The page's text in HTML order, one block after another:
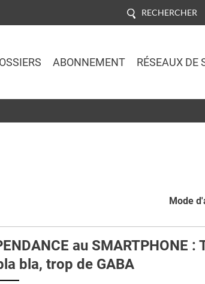
RECHERCHER
ABONNEMENT RÉSEAUX DE
Mode
au SMARTPHONE :
bla, trop de GABA